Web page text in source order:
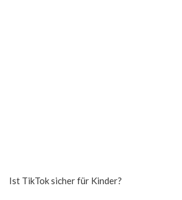
Ist TikTok sicher für Kinder?